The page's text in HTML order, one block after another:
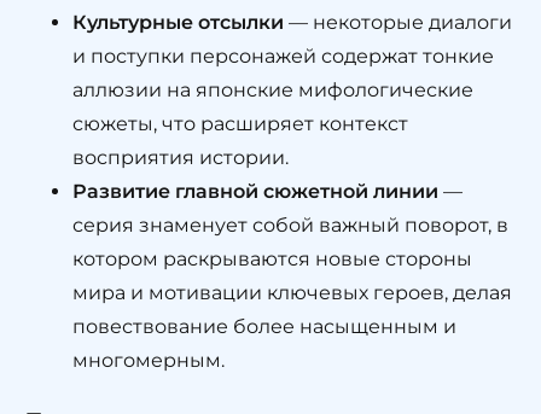
Культурные отсылки — некоторые диалоги
и поступки персонажей содержат тонкие
аллюзии на японские мифологические
сюжеты, что расширяет контекст
восприятия истории.
Развитие главной сюжетной линии —
серия знаменует собой важный поворот, в
котором раскрываются новые стороны
мира и мотивации ключевых героев, делая
повествование более насыщенным и
многомерным.